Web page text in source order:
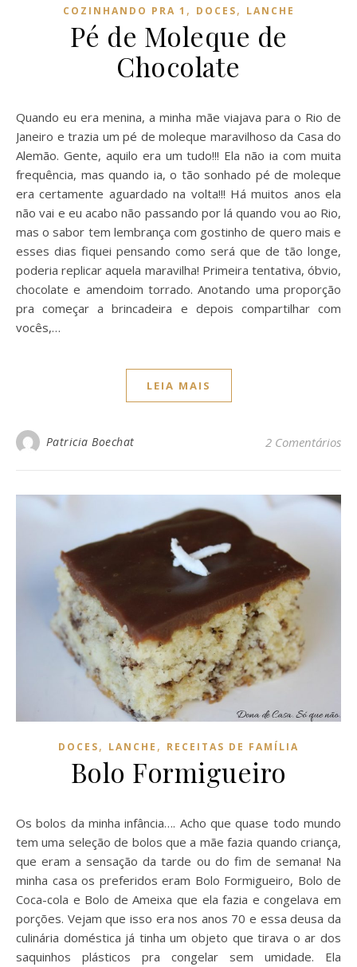
COZINHANDO PRA 1 , DOCES, LANCHE
Pé de Moleque de
Chocolate
Quando eu era menina, a minha mãe viajava para o Rio de
Janeiro e trazia um pé de moleque maravilhoso da Casa do
Alemão. Gente, aquilo era um tudo!!! Ela não ia com muita
frequência, mas quando ia, o tão sonhado pé de moleque
era certamente aguardado na volta!!! Há muitos anos ela
não vai e eu acabo não passando por lá quando vou ao Rio,
mas o sabor tem lembrança com gostinho de quero mais e
esses dias fiquei pensando como será que de tão longe,
poderia replicar aquela maravilha! Primeira tentativa, óbvio,
chocolate e amendoim torrado. Anotando uma proporção
pra começar a brincadeira e depois compartilhar com
vocês,…
LEIA MAIS
Patricia Boechat 2 Comentários
DOCES, LANCHE , RECEITAS DE FAMÍLIA
Bolo Formigueiro
Os bolos da minha infância…. Acho que quase todo mundo
tem uma seleção de bolos que a mãe fazia quando criança,
que eram a sensação da tarde ou do fim de semana! Na
minha casa os preferidos eram Bolo Formigueiro, Bolo de
Coca-cola e Bolo de Ameixa que ela fazia e congelava em
porções. Vejam que isso era nos anos 70 e essa deusa da
culinária doméstica já tinha um objeto que tirava o ar dos
saquinhos plásticos pra congelar sem umidade. Ela